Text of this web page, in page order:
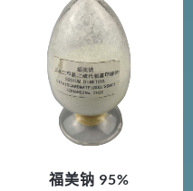
福美钠 95%